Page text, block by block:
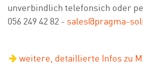
unverbindlich telefonsich oder
056 249 42 82 - sales@pragma-
weitere, detaillierte Infos zu